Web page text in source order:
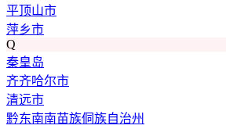
平顶山市
萍乡市
Q
秦皇岛
齐齐哈尔市
清远市
黔东南南苗族侗族自治州